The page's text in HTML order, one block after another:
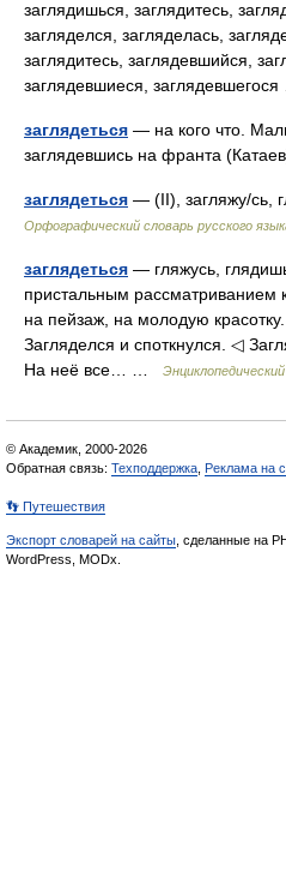
заглядишься, заглядитесь,
загляделся, загляделась,
заглядитесь, заглядевшийся,
заглядевшиеся,
заглядеться — на кого что.
заглядевшись на франта
заглядеться — (II), загляжу/сь,
Орфографический словарь русского
заглядеться — гляжусь,
пристальным рассматриванием
на пейзаж, на молодую
Загляделся и споткнулся. ◁
На неё все… …
© Академик, 2000-2026
Обратная связь: Техподдержка Реклама на
👣 Путешествия
Экспорт словарей на сайты , сделанные на
WordPress, MODx.